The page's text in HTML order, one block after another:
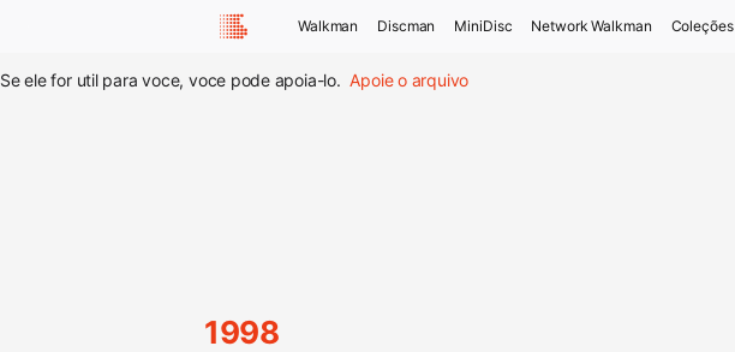
Walkman Discman MiniDisc Network Walkman Coleções
Se ele for util para voce, voce pode apoia-lo. Apoie o arquivo
1998